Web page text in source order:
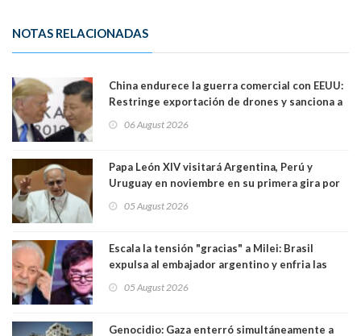
NOTAS RELACIONADAS
China endurece la guerra comercial con EEUU:
Restringe exportación de drones y sanciona a
06 August 2026
Papa León XIV visitará Argentina, Perú y
Uruguay en noviembre en su primera gira por
05 August 2026
Escala la tensión "gracias" a Milei: Brasil
expulsa al embajador argentino y enfria las
trasandino
05 August 2026
Genocidio: Gaza enterró simultáneamente a